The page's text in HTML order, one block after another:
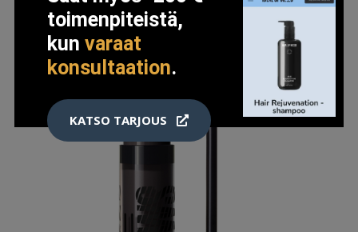
toimenpiteistä,
kunvaraat
konsultaation.
KATSO TARJOUS